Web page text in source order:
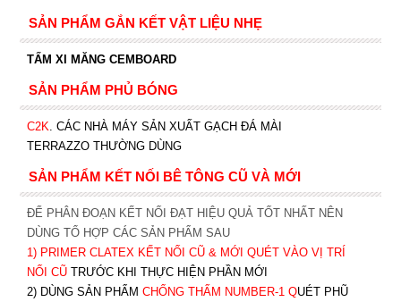
SẢN PHẨM GẮN KẾT VẬT LIỆU NHẸ
TẤM XI MĂNG CEMBOARD
SẢN PHẨM PHỦ BÓNG
C2K CÁC NHÀ MÁY SẢN XUẤT GẠCH ĐÁ MÀI
TERRAZZO THƯỜNG DÙNG
SẢN PHẨM KẾT NỐI BÊ TÔNG CŨ VÀ MỚI
ĐỂ PHÂN ĐOẠN KẾT NỐI ĐẠT HIỆU QUẢ TỐT NHẤT NÊN
DÙNG TỔ HỢP CÁC SẢN PHẨM SAU
1) PRIMER CLATEX KẾT NỐI CŨ & MỚI QUÉT VÀO VỊ TRÍ
NỐI CŨ TRƯỚC KHI THỰC HIỆN PHẦN MỚI
2) DÙNG SẢN PHẨM CHỐNG THẤM NUMBER-1 QUÉT PHŨ